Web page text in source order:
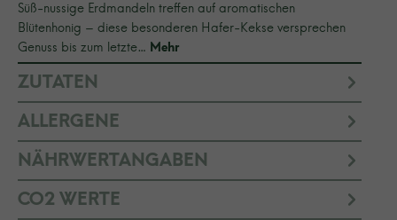
Süß-nussige Erdmandeln treffen auf aromatischen
Blütenhonig – diese besonderen Hafer-Kekse versprechen
Genuss bis zum letzte… Mehr
ZUTATEN
ALLERGENE
NÄHRWERTANGABEN
CO2 WERTE